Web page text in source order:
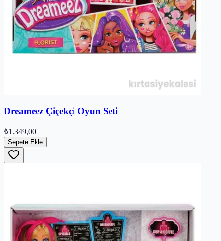
Dreameez Çiçekçi Oyun Seti
₺1.349,00
Sepete Ekle